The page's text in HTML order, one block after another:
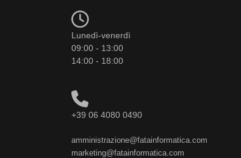
Lunedì-venerdì
09:00 - 13:00
14:00 - 18:00
+39 06 4080 0490
amministrazione@fatainformatica.com
marketing@fatainformatica.com